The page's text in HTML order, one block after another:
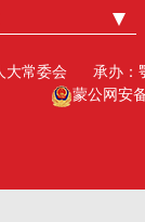
人大
大常委会
承办：
蒙公网安